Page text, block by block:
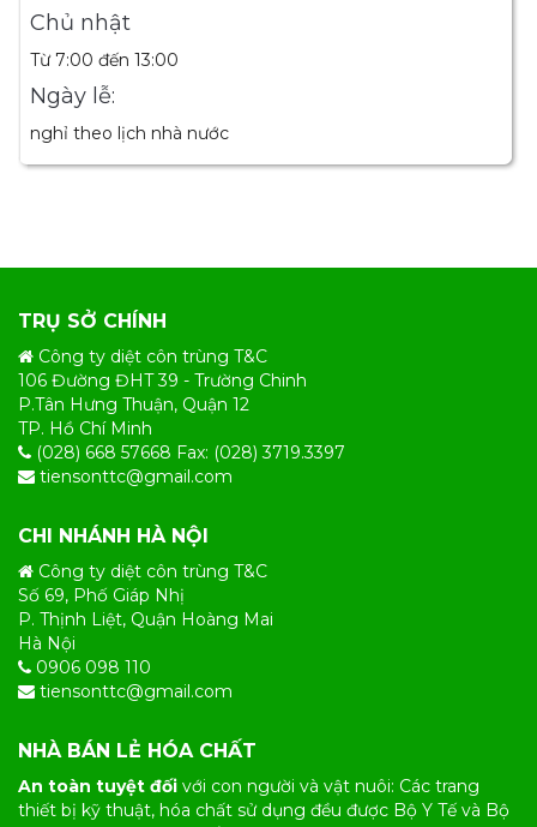
Chủ nhật
Từ 7:00 đến 13:00
Ngày lễ:
nghỉ theo lịch nhà nước
TRỤ SỞ CHÍNH
Công ty diệt côn trùng T&C
106 Đường ĐHT 39 - Trường Chinh
P.Tân Hưng Thuận, Quận 12
TP. Hồ Chí Minh
(028) 668 57668 Fax: (028) 3719.3397
tiensonttc@gmail.com
CHI NHÁNH HÀ NỘI
Công ty diệt côn trùng T&C
Số 69, Phố Giáp Nhị
P. Thịnh Liệt, Quận Hoàng Mai
Hà Nội
0906 098 110
tiensonttc@gmail.com
NHÀ BÁN LẺ HÓA CHẤT
An toàn tuyệt đối với con người và vật nuôi: Các trang
thiết bị kỹ thuật, hóa chất sử dụng đều được Bộ Y Tế và Bộ